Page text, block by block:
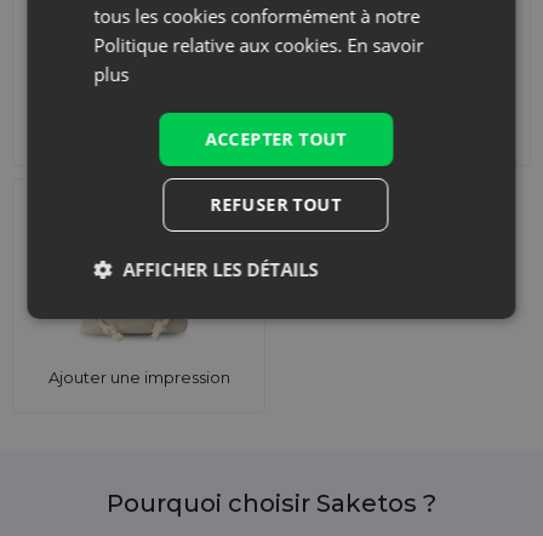
Accessoires et
Ensembles
Ajouter une impression
Pourquoi choisir Saketos ?
tous les cookies conformément à notre
Politique relative aux cookies. En savoir
plus
ACCEPTER TOUT
REFUSER TOUT
AFFICHER LES DÉTAILS